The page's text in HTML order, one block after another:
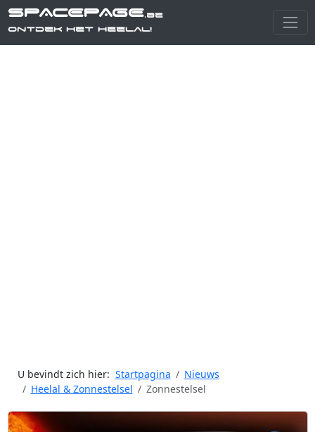
SPACEPAGE.be
Ontdek het heelal!
U bevindt zich hier: Startpagina
Nieuws
Heelal & Zonnestelsel
Zonnestelsel